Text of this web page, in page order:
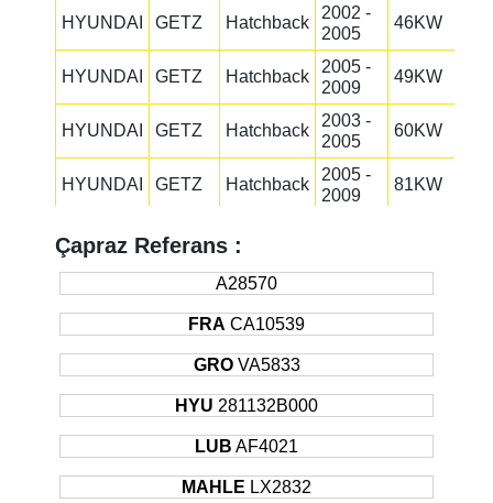
HYUNDAI GETZ Hatchback
2002 -
2005
46KW
HYUNDAI GETZ Hatchback
2005 -
2009
49KW
HYUNDAI GETZ Hatchback
2003 -
2005
60KW
HYUNDAI GETZ Hatchback
2005 -
2009
81KW
HYUNDAI
A FE
Suv
HYUNDAI Suv 139KW
SANT
A FE
2006 -
Sonrası
HYUNDAI
SANT
A FE
Suv
2005 -
110KW
HYUNDAI
SANT
Suv 114KW
SANT 2009 -
Çapraz Referans :
A28570
FRA CA10539
GRO VA5833
HYU 281132B000
LUB AF4021
MAHLE LX2832